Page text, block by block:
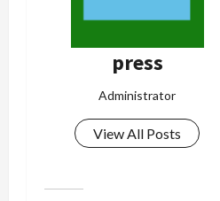
press
Administrator
View All Posts